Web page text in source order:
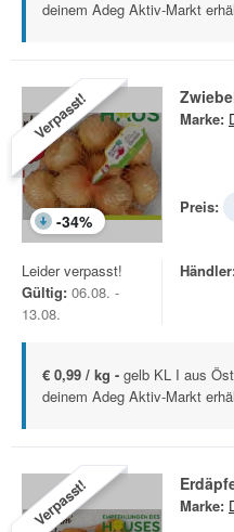
deinem Adeg Aktiv-Markt
Verpasst!
-34%
Marke:
Preis:
Leider verpasst!
Gültig: 06.08. -
13.08.
€ 0,99 / kg - gelb KL I aus
deinem Adeg Aktiv-Markt
Verpasst! Marke: